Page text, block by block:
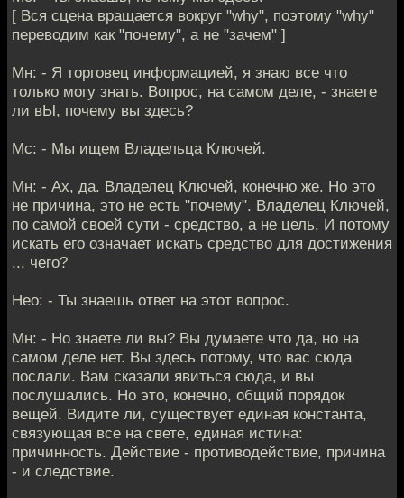
[ Вся сцена вращается вокруг "why", поэтому "why"
переводим как "почему", а не "зачем" ]
Мн: - Я торговец информацией, я знаю все что
только могу знать. Вопрос, на самом деле, - знаете
ли вЫ, почему вы здесь?
Мс: - Мы ищем Владельца Ключей.
Мн: - Ах, да. Владелец Ключей, конечно же. Но это
не причина, это не есть "почему". Владелец Ключей,
по самой своей сути - средство, а не цель. И потому
искать его означает искать средство для достижения
... чего?
Нео: - Ты знаешь ответ на этот вопрос.
Мн: - Но знаете ли вы? Вы думаете что да, но на
самом деле нет. Вы здесь потому, что вас сюда
послали. Вам сказали явиться сюда, и вы
послушались. Но это, конечно, общий порядок
вещей. Видите ли, существует единая константа,
связующая все на свете, единая истина:
причинность. Действие - противодействие, причина
- и следствие.